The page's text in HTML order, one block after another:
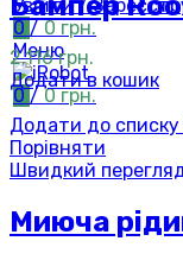
Увійти /
0/ 0грн.
Меню
0/ 0грн.
2,116грн.
Додати в кошик
Додати до
Порівняти
Швидкий
Миюча